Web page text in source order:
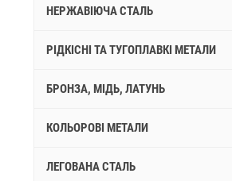
НЕРЖАВІЮЧА СТАЛЬ
РІДКІСНІ ТА ТУГОПЛАВКІ МЕТАЛИ
БРОНЗА, МІДЬ, ЛАТУНЬ
КОЛЬОРОВІ МЕТАЛИ
ЛЕГОВАНА СТАЛЬ